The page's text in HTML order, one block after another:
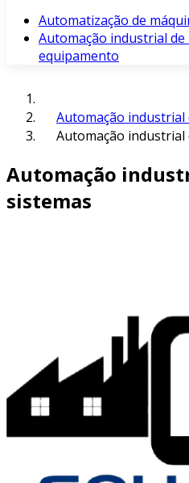
Automatização de
Automação industrial de
equipamento
Automação industrial
Automação industrial
Automação
sistemas